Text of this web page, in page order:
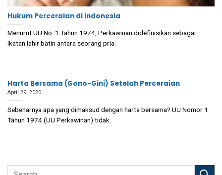
Hukum Perceraian di Indonesia
Menurut UU No. 1 Tahun 1974, Perkawinan didefinisikan sebagai
ikatan lahir batin antara seorang pria.
Harta Bersama (Gono-Gini) Setelah Perceraian
April 29, 2020
Sebenarnya apa yang dimaksud dengan harta bersama? UU Nomor 1
Tahun 1974 (UU Perkawinan) tidak.